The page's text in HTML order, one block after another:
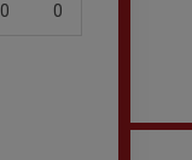
0 0